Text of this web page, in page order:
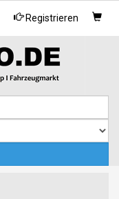
Registrieren